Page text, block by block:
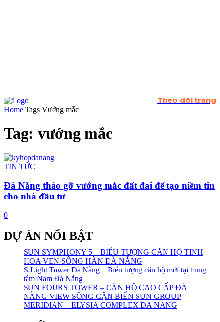
Theo dõi trang
Home Tags Vướng mắc
Tag: vướng mắc
TIN TỨC
Đà Nẵng tháo gỡ vướng mắc đất đai để tạo niềm tin
cho nhà đầu tư
0
DỰ ÁN NỔI BẬT
SUN SYMPHONY 5 – BIỂU TƯỢNG CĂN HỘ TINH
HOA VEN SÔNG HÀN ĐÀ NẴNG
S-Light Tower Đà Nẵng – Biểu tượng căn hộ mới tại trung
tâm Nam Đà Nẵng
SUN FOURS TOWER – CĂN HỘ CAO CẤP ĐÀ
NẴNG VIEW SÔNG CẬN BIỂN SUN GROUP
MERIDIAN – ELYSIA COMPLEX DA NANG